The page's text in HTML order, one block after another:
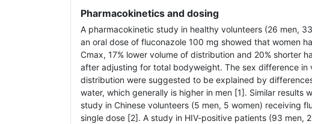
Pharmacokinetics and dosing
A pharmacokinetic study in healthy volunteers (26 men,
an oral dose of fluconazole 100 mg showed that women
Cmax, 17% lower volume of distribution and 20% shorter
after adjusting for total bodyweight. The sex difference in
distribution were suggested to be explained by
water, which generally is higher in men [1]. Similar results
study in Chinese volunteers (5 men, 5 women) receiving
single dose [2]. A study in HIV-positive patients (93 men,